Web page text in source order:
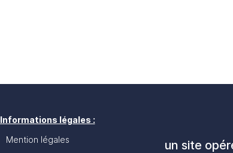
Informations légales :
Mention légales
un site